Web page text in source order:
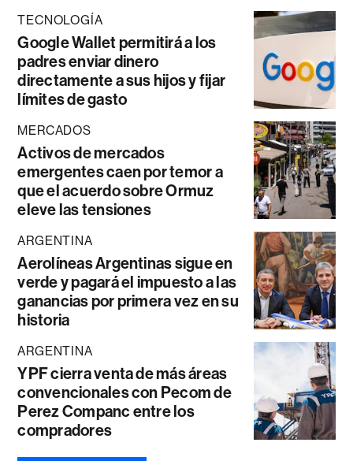
TECNOLOGÍA
Google Wallet permitirá a los
padres enviar dinero
directamente a sus hijos y fijar
límites de gasto
MERCADOS
Activos de mercados
emergentes caen por temor a
que el acuerdo sobre Ormuz
eleve las tensiones
ARGENTINA
Aerolíneas Argentinas sigue en
verde y pagará el impuesto a las
ganancias por primera vez en su
historia
ARGENTINA
YPF cierra venta de más áreas
convencionales con Pecom de
Perez Companc entre los
compradores